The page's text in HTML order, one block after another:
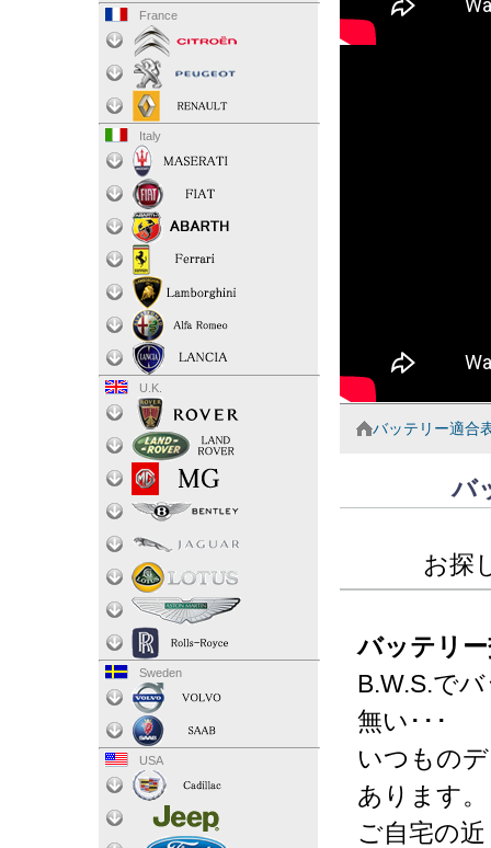
バッテリー適合
バ
お探
バッテリ
B.W.S.で
無い･･･
いつもの
あります
ご自宅の
France
Italy
U.K.
Sweden
USA